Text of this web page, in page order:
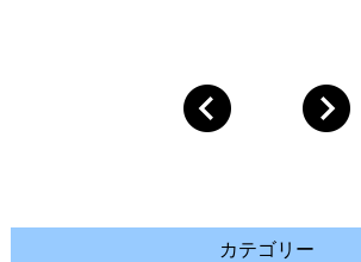
カテゴリー